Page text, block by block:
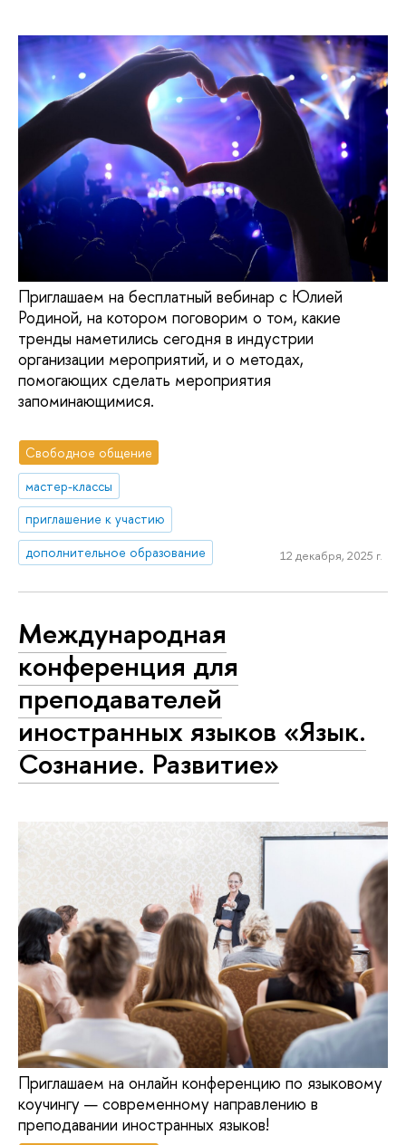
Приглашаем на бесплатный вебинар с Юлией
Родиной, на котором поговорим о том, какие
тренды наметились сегодня в индустрии
организации мероприятий, и о методах,
помогающих сделать мероприятия
запоминающимися.
Свободное общение
мастер-классы
приглашение к участию
дополнительное образование
12 декабря, 2025 г.
Международная
конференция для
преподавателей
иностранных языков «Язык.
Сознание. Развитие»
Приглашаем на онлайн конференцию по языковому
коучингу — современному направлению в
преподавании иностранных языков!